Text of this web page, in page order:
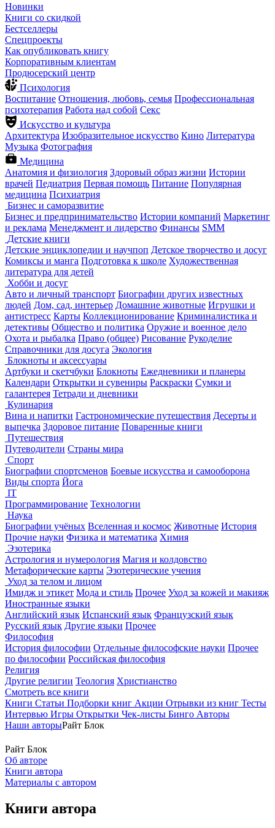
Новинки
Книги со скидкой
Бестселлеры
Спецпроекты
Как опубликовать книгу
Корпоративным клиентам
Продюсерский центр
Психология
Воспитание Отношения, любовь, семья Профессиональная
психотерапия Работа над собой Секс
Искусство и культура
Архитектура Изобразительное искусство Кино Литература
Музыка Фотография
Медицина
Анатомия и физиология Здоровый образ жизни Истории
врачей Педиатрия Первая помощь Питание Популярная
медицина Психиатрия
Бизнес и саморазвитие
Бизнес и предпринимательство Истории компаний Маркетинг
и реклама Менеджмент и лидерство Финансы SMM
Детские книги
Детские энциклопедии и научпоп Детское творчество и досуг
Комиксы и манга Подготовка к школе Художественная
литература для детей
Хобби и досуг
Авто и личный транспорт Биографии других известных
людей Дом, сад, интерьер Домашние животные Игрушки и
антистресс Карты Коллекционирование Криминалистика и
детективы Общество и политика Оружие и военное дело
Охота и рыбалка Право (общее) Рисование Рукоделие
Справочники для досуга Экология
Блокноты и аксессуары
Артбуки и скетчбуки Блокноты Ежедневники и планеры
Календари Открытки и сувениры Раскраски Сумки и
галантерея Тетради и дневники
Кулинария
Вина и напитки Гастрономические путешествия Десерты и
выпечка Здоровое питание Поваренные книги
Путешествия
Путеводители Страны мира
Спорт
Биографии спортсменов Боевые искусства и самооборона
Виды спорта Йога
IT
Программирование Технологии
Наука
Биографии учёных Вселенная и космос Животные История
Прочие науки Физика и математика Химия
Эзотерика
Астрология и нумерология Магия и колдовство
Метафорические карты Эзотерические учения
Уход за телом и лицом
Имидж и этикет Мода и стиль Прочее Уход за кожей и макияж
Иностранные языки
Английский язык Испанский язык Французский язык
Русский язык Другие языки Прочее
Философия
История философии Отдельные философские науки Прочее
по философии Российская философия
Религия
Другие религии Теология Христианство
Смотреть все книги
Книги Статьи Подборки книг Акции Отрывки из книг Тесты
Интервью Игры Открытки Чек-листы Бинго Авторы
Наши авторыРайт Блок
Райт Блок
Об авторе
Книги автора
Материалы с автором
Книги автора